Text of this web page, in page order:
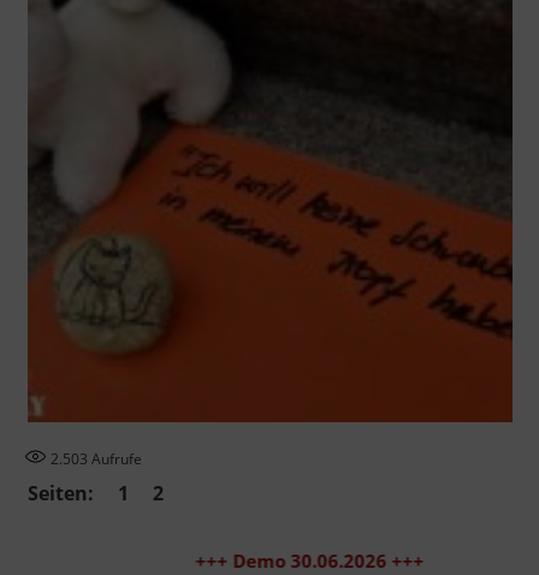
2.503 Aufrufe
Seiten: 1 2
+++ Demo 30.06.2026 +++